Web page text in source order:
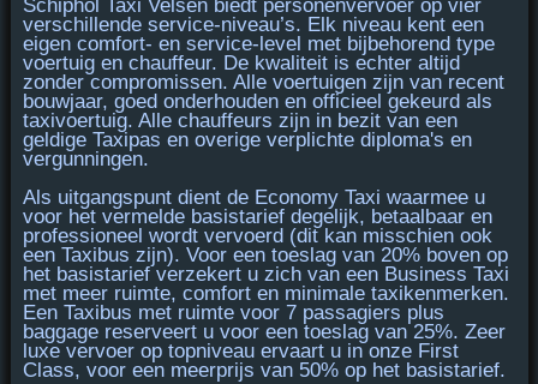
Schiphol Taxi Velsen biedt personenvervoer op vier
verschillende service-niveau’s. Elk niveau kent een
eigen comfort- en service-level met bijbehorend type
voertuig en chauffeur. De kwaliteit is echter altijd
zonder compromissen. Alle voertuigen zijn van recent
bouwjaar, goed onderhouden en officieel gekeurd als
taxivoertuig. Alle chauffeurs zijn in bezit van een
geldige Taxipas en overige verplichte diploma's en
vergunningen.
Als uitgangspunt dient de Economy Taxi waarmee u
voor het vermelde basistarief degelijk, betaalbaar en
professioneel wordt vervoerd (dit kan misschien ook
een Taxibus zijn). Voor een toeslag van 20% boven op
het basistarief verzekert u zich van een Business Taxi
met meer ruimte, comfort en minimale taxikenmerken.
Een Taxibus met ruimte voor 7 passagiers plus
baggage reserveert u voor een toeslag van 25%. Zeer
luxe vervoer op topniveau ervaart u in onze First
Class, voor een meerprijs van 50% op het basistarief.